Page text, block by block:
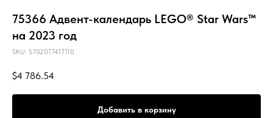
75366 Адвент-календарь LEGO® Star Wars™
на 2023 год
SKU: 5702017417110
$4 786.54
Добавить в корзину